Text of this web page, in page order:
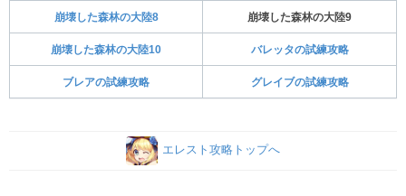
崩壊した森林の大陸8 崩壊した森林の大陸9
崩壊した森林の大陸10 バレッタの試練攻略
ブレアの試練攻略 グレイブの試練攻略
エレスト攻略トップへ